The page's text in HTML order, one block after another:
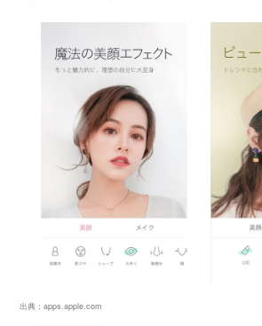
出典： apps.apple.com